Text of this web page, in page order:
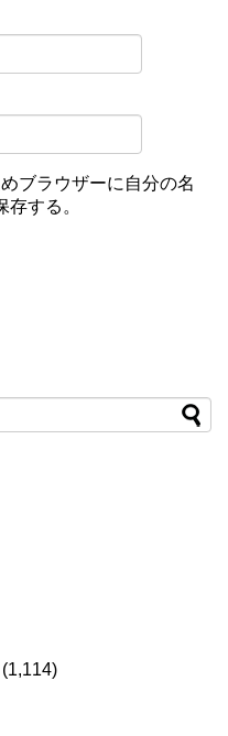
ブラウザーに自分の名
する。
(1,114)